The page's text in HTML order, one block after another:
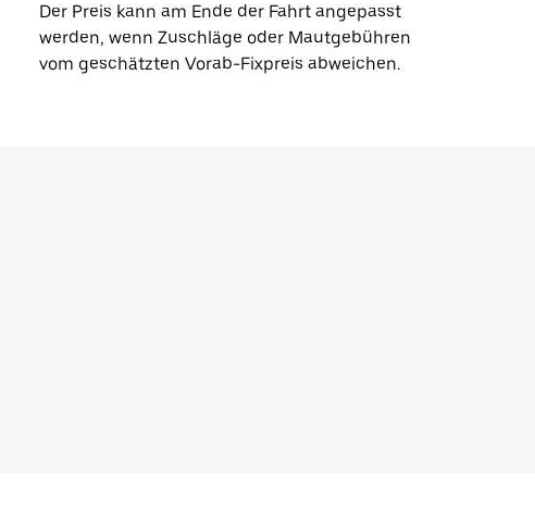
Der Preis kann am Ende der Fahrt angepasst
werden, wenn Zuschläge oder Mautgebühren
vom geschätzten Vorab-Fixpreis abweichen.